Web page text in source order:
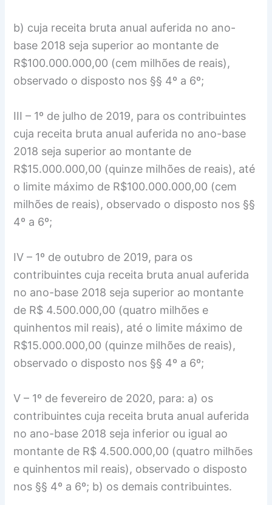
b) cuja receita bruta anual auferida no ano-
base 2018 seja superior ao montante de
R$100.000.000,00 (cem milhões de reais),
observado o disposto nos §§ 4º a 6º;
III – 1º de julho de 2019, para os contribuintes
cuja receita bruta anual auferida no ano-base
2018 seja superior ao montante de
R$15.000.000,00 (quinze milhões de reais), até
o limite máximo de R$100.000.000,00 (cem
milhões de reais), observado o disposto nos §§
4º a 6º;
IV – 1º de outubro de 2019, para os
contribuintes cuja receita bruta anual auferida
no ano-base 2018 seja superior ao montante
de R$ 4.500.000,00 (quatro milhões e
quinhentos mil reais), até o limite máximo de
R$15.000.000,00 (quinze milhões de reais),
observado o disposto nos §§ 4º a 6º;
V – 1º de fevereiro de 2020, para: a) os
contribuintes cuja receita bruta anual auferida
no ano-base 2018 seja inferior ou igual ao
montante de R$ 4.500.000,00 (quatro milhões
e quinhentos mil reais), observado o disposto
nos §§ 4º a 6º; b) os demais contribuintes.